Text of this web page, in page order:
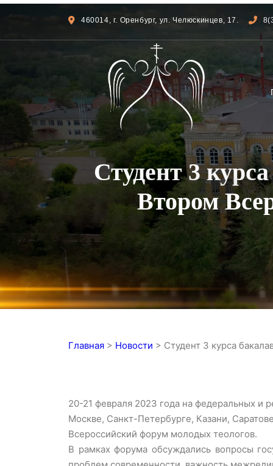
460014, г. Оренбург, ул. Челюскинцев, 17.
Студент 3
Втором
Главная > Новости > Студент 3 курса
20-21 февраля 2023 года на федеральных и
Москве, Санкт-Петербурге, Казани,
Всероссийский форум молодых теологов.
В рамках форума обсуждались вопросы